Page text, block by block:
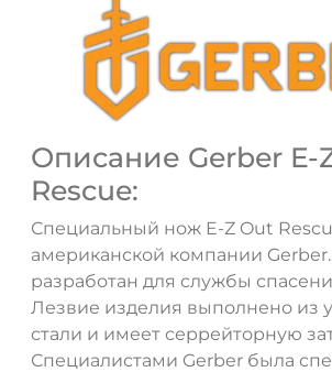
Описание Gerber E-
Rescue:
Специальный нож E-Z Out
американской компании
разработан для службы
Лезвие изделия выполнено из
стали и имеет серрейторную
Специалистами Gerber была